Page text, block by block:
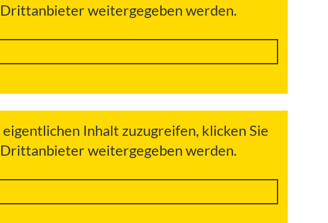
weitergegeben werden.
eigentlichen Inhalt zuzugreifen, klicken Sie
weitergegeben werden.